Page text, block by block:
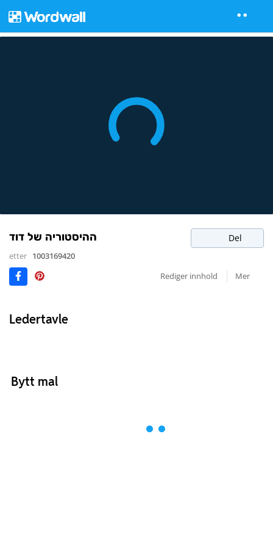
ההיסטוריה של דוד Del
etter 1003169420
Rediger innhold
Mer
Ledertavle
Bytt mal